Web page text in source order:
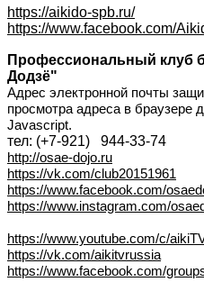
https://aikido-spb.ru/
https://www.facebook.com/
Профессиональный клуб
Додзё"
Адрес электронной почты
просмотра адреса в браузере
Javascript.
тел: (+7-921) 944-33-74
http://osae-dojo.ru
https://vk.com/club20151961
https://www.facebook.com/
https://www.instagram.com/
https://www.youtube.com/c/
https://vk.com/aikitvrussia
https://www.facebook.com/